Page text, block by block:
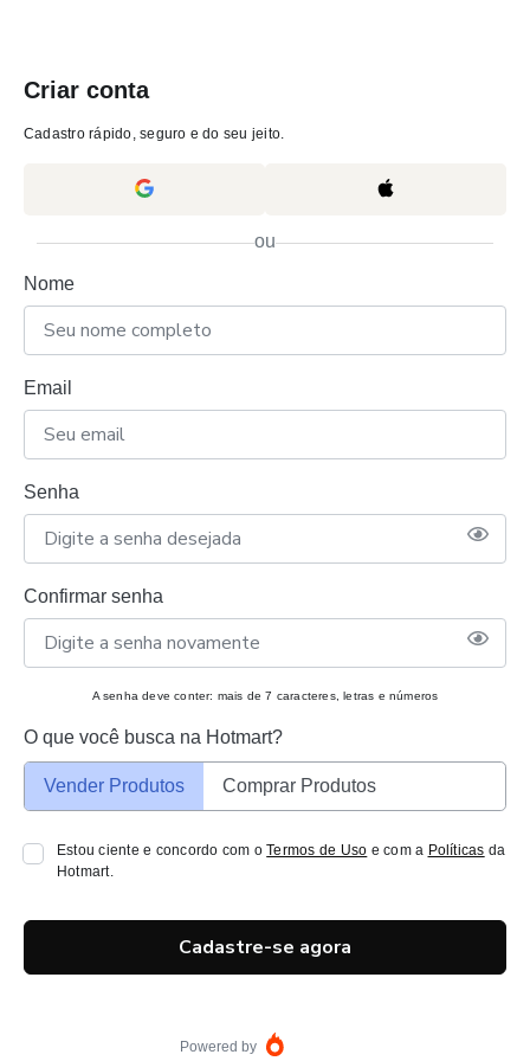
Criar conta
Cadastro rápido, seguro e do seu jeito.
ou
Nome
Email
Senha
Confirmar senha
A senha deve conter: mais de 7 caracteres, letras e números
O que você busca na Hotmart?
Vender Produtos Comprar Produtos
Estou ciente e concordo com oTermos de Uso e com a Políticas da
Hotmart.
Cadastre-se agora
Powered by